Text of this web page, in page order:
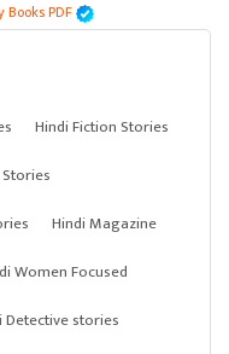
PDF
Hindi Fiction Stories
Hindi Magazine
Women Focused
Detective stories